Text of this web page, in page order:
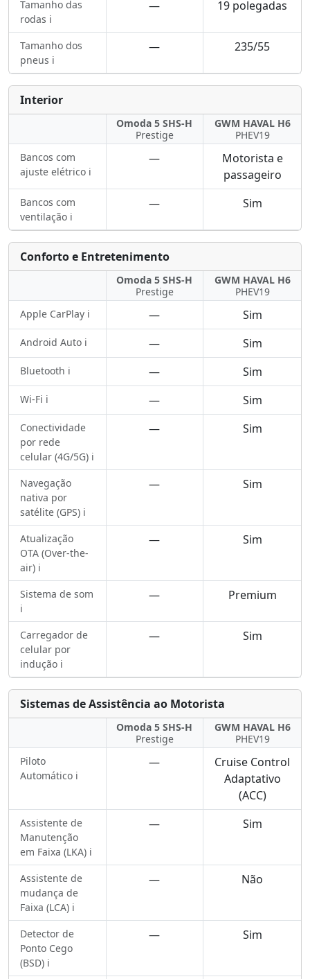
Tamanho das
rodas ℹ️
— 19 polegadas
Tamanho dos
pneus ℹ️
— 235/55
Interior
Omoda 5 SHS-H
Prestige
GWM HAVAL H6
PHEV19
Bancos com
ajuste elétrico ℹ️
—
Motorista e
passageiro
Bancos com
ventilação ℹ️
— Sim
Conforto e Entretenimento
Omoda 5 SHS-H
Prestige
GWM HAVAL H6
PHEV19
Apple CarPlay ℹ️
— Sim
Android Auto ℹ️ — Sim
Bluetooth ℹ️ — Sim
Wi-Fi ℹ️ — Sim
Conectividade
por rede
celular (4G/5G) ℹ️
— Sim
Navegação
nativa por
satélite (GPS) ℹ️
— Sim
Atualização
OTA (Over-the-
air) ℹ️
— Sim
Sistema de som
ℹ️
— Premium
Carregador de
celular por
indução ℹ️
— Sim
Sistemas de Assistência ao Motorista
Omoda 5 SHS-H
Prestige
GWM HAVAL H6
PHEV19
Piloto
Automático ℹ️
—
Cruise Control
Adaptativo
(ACC)
Assistente de
Manutenção
em Faixa (LKA) ℹ️
— Sim
Assistente de
mudança de
Faixa (LCA) ℹ️
— Não
Detector de
Ponto Cego
(BSD) ℹ️
— Sim